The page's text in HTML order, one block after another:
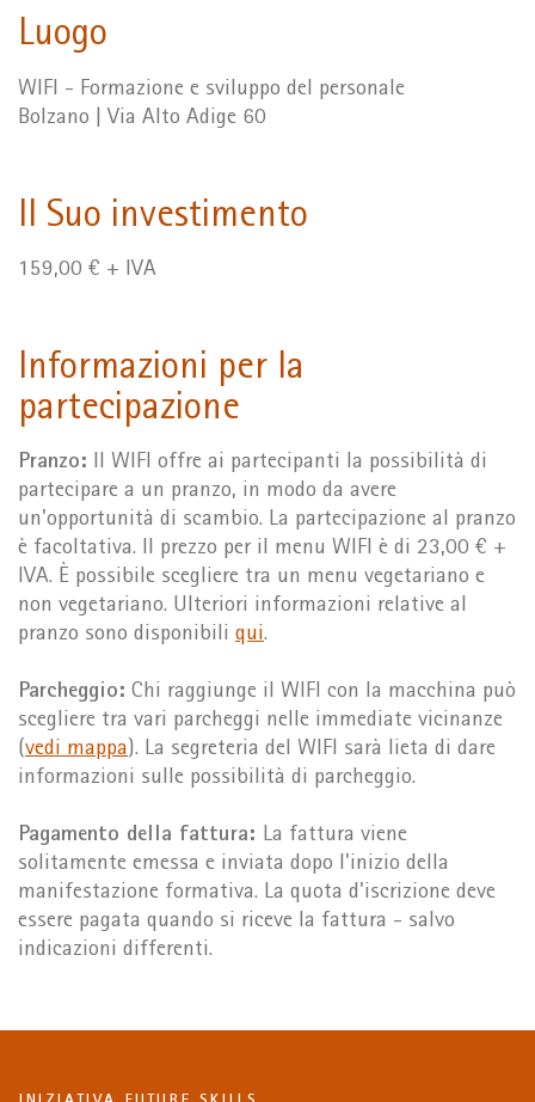
Luogo
WIFI - Formazione e sviluppo del personale
Bolzano | Via Alto Adige 60
Il Suo investimento
159,00 € + IVA
Informazioni per la
partecipazione
Pranzo: Il WIFI offre ai partecipanti la possibilità di
partecipare a un pranzo, in modo da avere
un'opportunità di scambio. La partecipazione al pranzo
è facoltativa. Il prezzo per il menu WIFI è di 23,00 € +
IVA. È possibile scegliere tra un menu vegetariano e
non vegetariano. Ulteriori informazioni relative al
pranzo sono disponibili qui.
Parcheggio: Chi raggiunge il WIFI con la macchina può
scegliere tra vari parcheggi nelle immediate vicinanze
(vedi mappa). La segreteria del WIFI sarà lieta di dare
informazioni sulle possibilità di parcheggio.
Pagamento della fattura: La fattura viene
solitamente emessa e inviata dopo l'inizio della
manifestazione formativa. La quota d'iscrizione deve
essere pagata quando si riceve la fattura - salvo
indicazioni differenti.